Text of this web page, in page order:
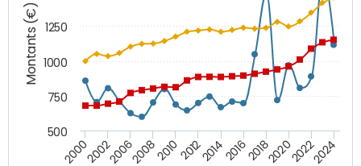
Montants (€)
200020022006200820102012201420162018202020222024
500
750
1000
1250